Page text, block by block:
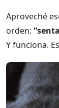
Aproveché
orden:
Y funciona.